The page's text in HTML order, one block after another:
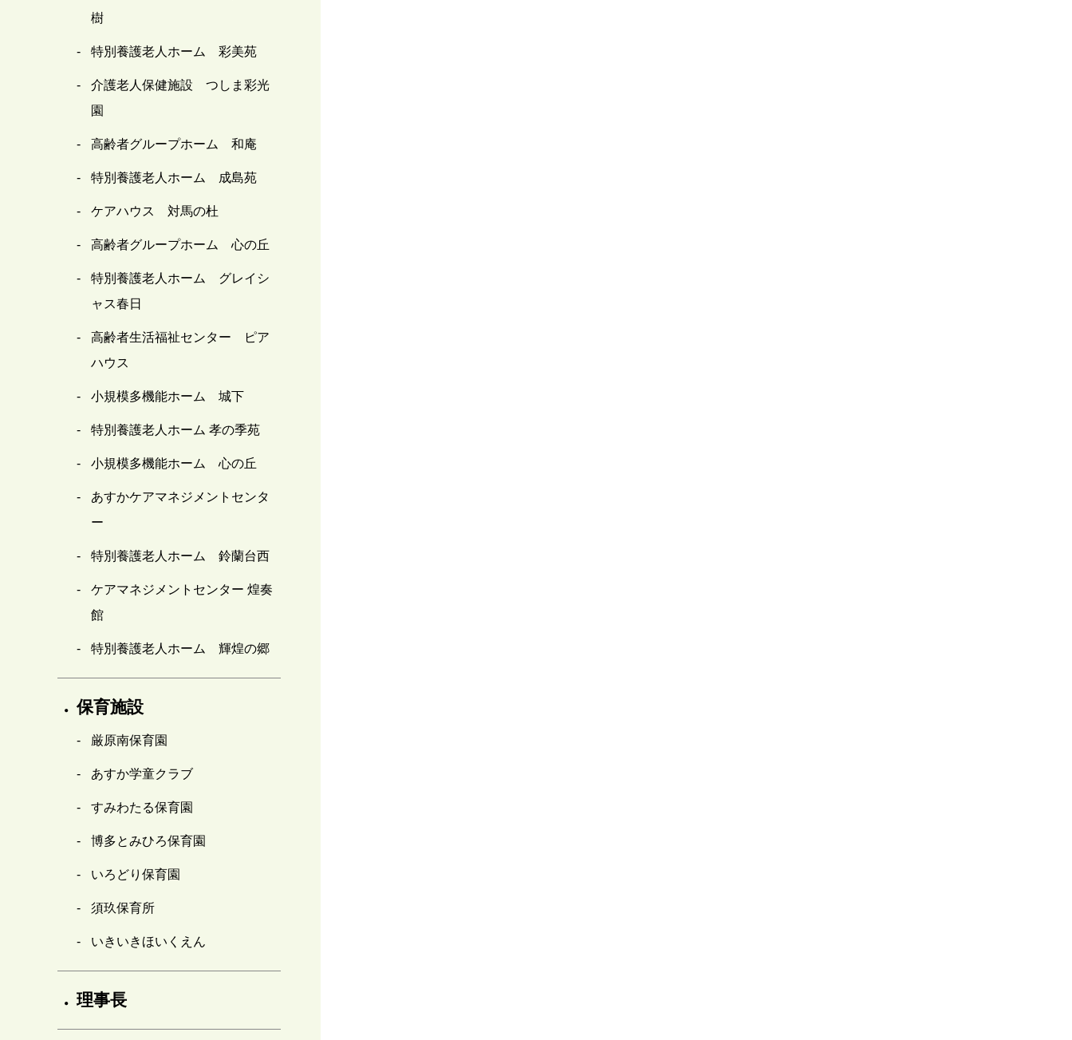
樹
特別養護老人ホーム 彩美苑
介護老人保健施設 つしま彩光
園
高齢者グループホーム 和庵
特別養護老人ホーム 成島苑
ケアハウス 対馬の杜
高齢者グループホーム 心の丘
特別養護老人ホーム グレイシ
ャス春日
高齢者生活福祉センター ピア
ハウス
小規模多機能ホーム 城下
特別養護老人ホーム 孝の季苑
小規模多機能ホーム 心の丘
あすかケアマネジメントセンタ
ー
特別養護老人ホーム 鈴蘭台西
ケアマネジメントセンター 煌奏
館
特別養護老人ホーム 輝煌の郷
保育施設
厳原南保育園
あすか学童クラブ
すみわたる保育園
博多とみひろ保育園
いろどり保育園
須玖保育所
いきいきほいくえん
理事長